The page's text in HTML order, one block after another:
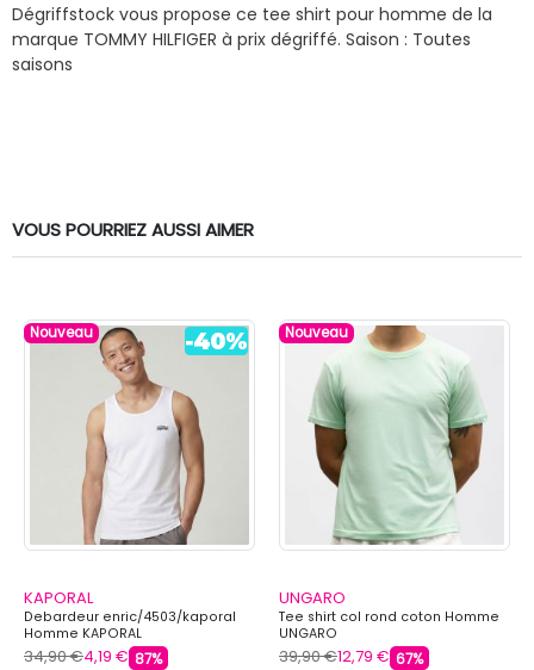
Dégriffstock vous propose ce tee shirt pour homme de la
marque TOMMY HILFIGER à prix dégriffé. Saison : Toutes
saisons
VOUS POURRIEZ AUSSI AIMER
Nouveau
KAPORAL
Debardeur enric/4503/kaporal
Homme KAPORAL
34,90 €4,19 € 87%
Nouveau
UNGARO
Tee shirt col rond coton Homme
UNGARO
39,90 €12,79 € 67%